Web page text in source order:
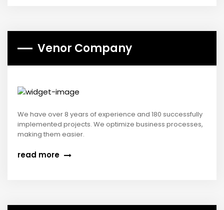
Venor Company
We have over 8 years of experience and 180 successfully
implemented projects. We optimize business processes,
making them easier.
read more